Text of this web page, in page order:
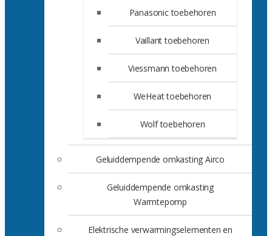
Panasonic toebehoren
Vaillant toebehoren
Viessmann toebehoren
WeHeat toebehoren
Wolf toebehoren
Geluiddempende omkasting Airco
Geluiddempende omkasting
Warmtepomp
Elektrische verwarmingselementen en